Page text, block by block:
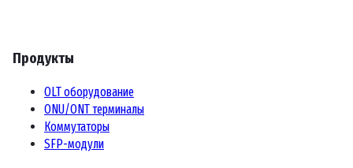
Продукты
OLT оборудование
ONU/ONT терминалы
Коммутаторы
SFP-модули